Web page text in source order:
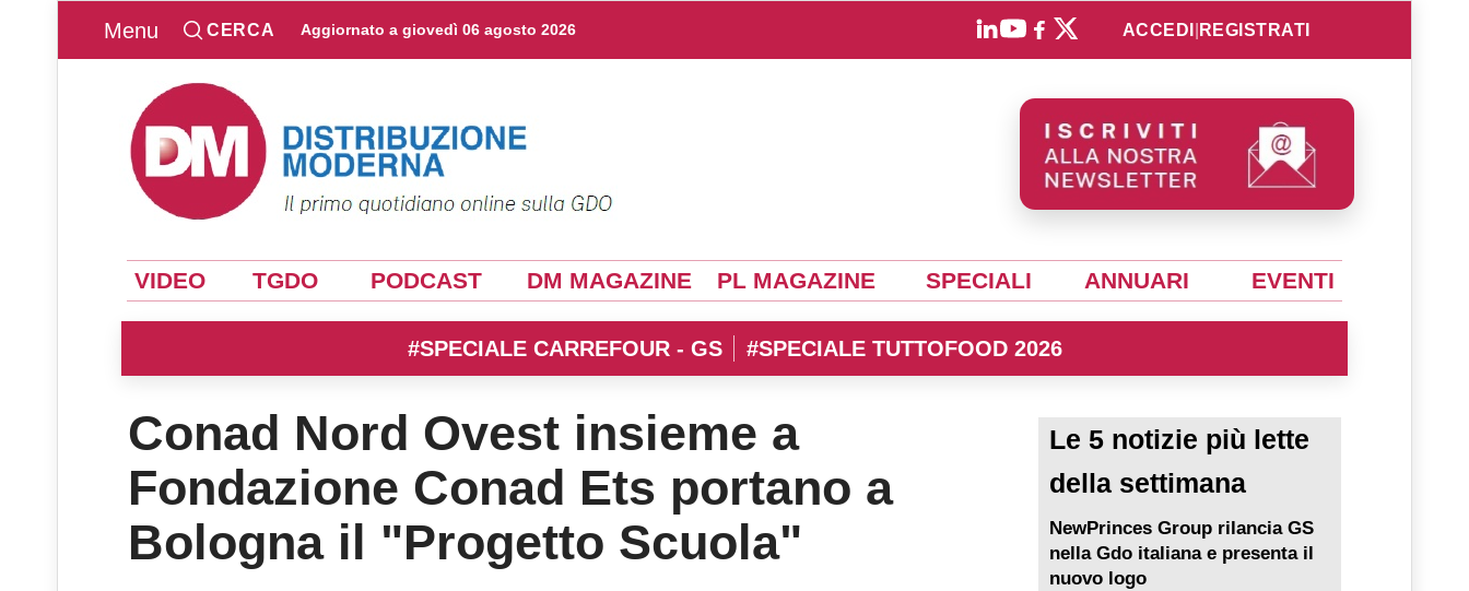
Menu CERCA Aggiornato a giovedì 06 agosto 2026 ACCEDI REGISTRATI
VIDEO TGDO PODCAST DM MAGAZINE PL MAGAZINE SPECIALI ANNUARI EVENTI
#SPECIALE CARREFOUR - GS #SPECIALE TUTTOFOOD 2026
Conad Nord Ovest insieme a
Fondazione Conad Ets portano a
Bologna il "Progetto Scuola"
Le 5 notizie più lette
della settimana
NewPrinces Group rilancia GS
nella Gdo italiana e presenta il
nuovo logo